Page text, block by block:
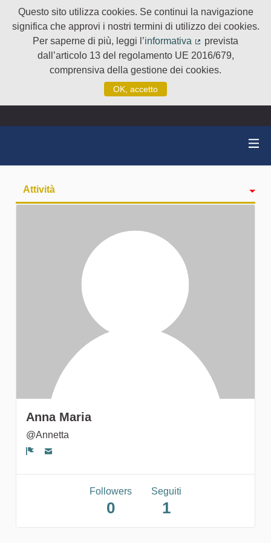
Questo sito utilizza cookies. Se continui la navigazione
significa che approvi i nostri termini di utilizzo dei cookies.
Per saperne di più, leggi l’informativa
(Collegamento
prevista
dall’articolo 13 del regolamento UE 2016/679,
comprensiva della gestione dei cookies.
OK, accetto
Attività
Anna Maria
@Annetta
Followers
0
Seguiti
1